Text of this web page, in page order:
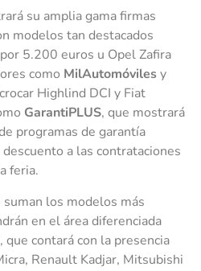
su amplia gama firmas
modelos tan destacados
5.200 euros u Opel Zafira
como MilAutomóvilesy
Highlind DCI y Fiat
GarantiPLUS, que mostrará
programas de garantía
a las contrataciones
feria.
los modelos más
en el área diferenciada
, que contará con la presencia
Renault Kadjar, Mitsubishi